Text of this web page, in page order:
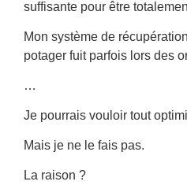
suffisante pour être
Mon système de
potager fuit parfois lors des
…
Je pourrais vouloir tout
Mais je ne le fais pas.
La raison ?